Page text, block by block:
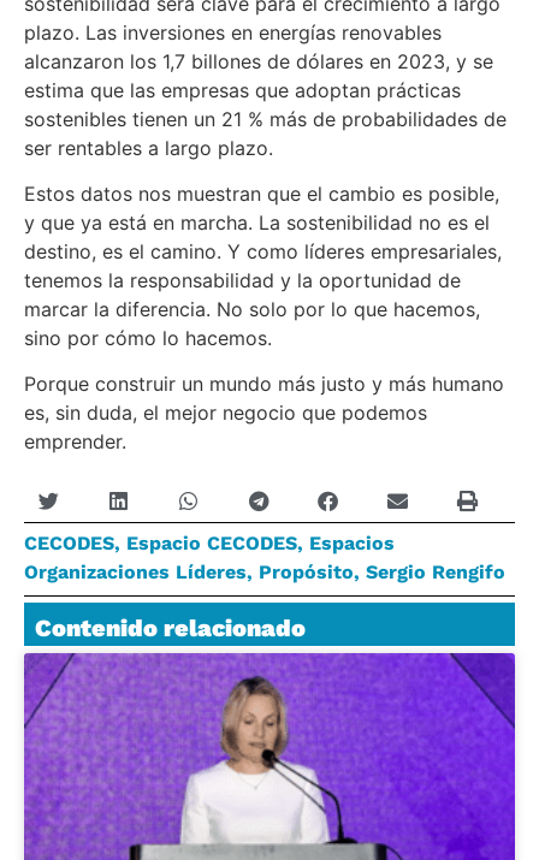
plazo. Las inversiones en energías renovables
alcanzaron los 1,7 billones de dólares en 2023, y se
estima que las empresas que adoptan prácticas
sostenibles tienen un 21 % más de probabilidades de
ser rentables a largo plazo.
Estos datos nos muestran que el cambio es posible,
y que ya está en marcha. La sostenibilidad no es el
destino, es el camino. Y como líderes empresariales,
tenemos la responsabilidad y la oportunidad de
marcar la diferencia. No solo por lo que hacemos,
sino por cómo lo hacemos.
Porque construir un mundo más justo y más humano
es, sin duda, el mejor negocio que podemos
emprender.
CECODES, Espacio CECODES, Espacios
Organizaciones Líderes, Propósito, Sergio Rengifo
Contenido relacionado